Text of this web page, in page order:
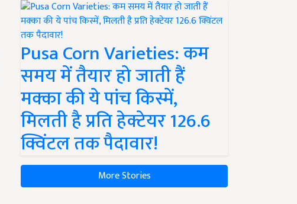
Pusa Corn Varieties: कम
समय में तैयार हो जाती हैं
मक्का की ये पांच किस्में,
मिलती है प्रति हेक्टेयर 126.6
क्विंटल तक पैदावार!
More Stories